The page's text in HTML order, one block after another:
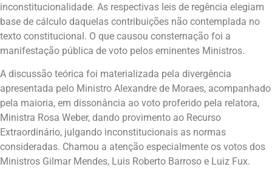
inconstitucionalidade. As respectivas leis de regência elegiam
base de cálculo daquelas contribuições não contemplada no
texto constitucional. O que causou consternação foi a
manifestação pública de voto pelos eminentes Ministros.
A discussão teórica foi materializada pela divergência
apresentada pelo Ministro Alexandre de Moraes, acompanhado
pela maioria, em dissonância ao voto proferido pela relatora,
Ministra Rosa Weber, dando provimento ao Recurso
Extraordinário, julgando inconstitucionais as normas
consideradas. Chamou a atenção especialmente os votos dos
Ministros Gilmar Mendes, Luis Roberto Barroso e Luiz Fux.